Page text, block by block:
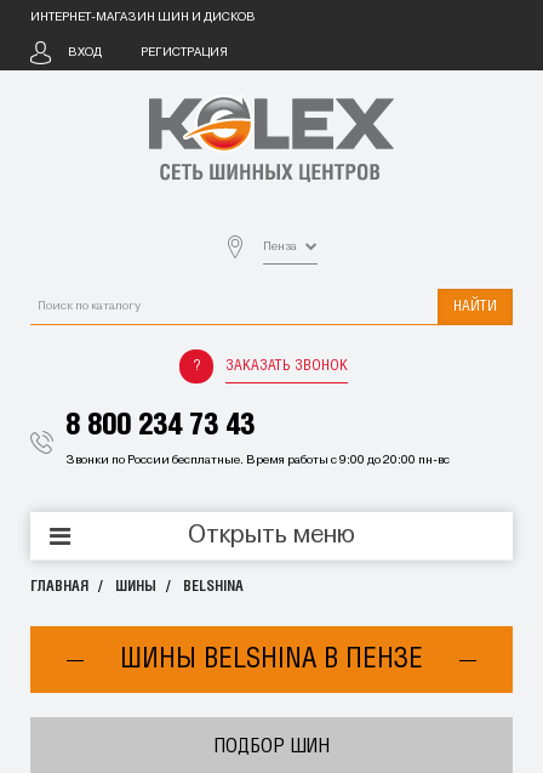
ИНТЕРНЕТ-МАГАЗИН ШИН И ДИСКОВ
ВХОД РЕГИСТРАЦИЯ
Пенза
НАЙТИ
ЗАКАЗАТЬ ЗВОНОК
8 800 234 73 43
Звонки по России бесплатные. Время работы с 9:00 до 20:00 пн-вс
Открыть меню
ГЛАВНАЯ ШИНЫ BELSHINA
ШИНЫ BELSHINA В ПЕНЗЕ
ПОДБОР ШИН